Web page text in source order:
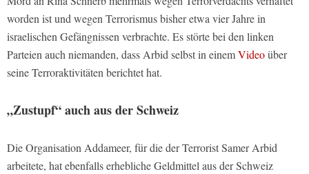
worden ist und wegen Terrorismus bisher etwa vier Jahre in
israelischen Gefängnissen verbrachte. Es störte bei den linken
Parteien auch niemanden, dass Arbid selbst in einemVideoüber
seine Terroraktivitäten berichtet hat.
„Zustupf“ auch aus der Schweiz
Die Organisation Addameer, für die der Terrorist Samer Arbid
arbeitete, hat ebenfalls erhebliche Geldmittel aus der Schweiz